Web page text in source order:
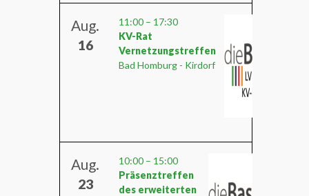
Aug.
16
11:00 – 17:30
KV-Rat
Vernetzungstreffen
Bad Homburg - Kirdorf
Aug.
23
10:00 – 15:00
Präsenztreffen
des erweiterten